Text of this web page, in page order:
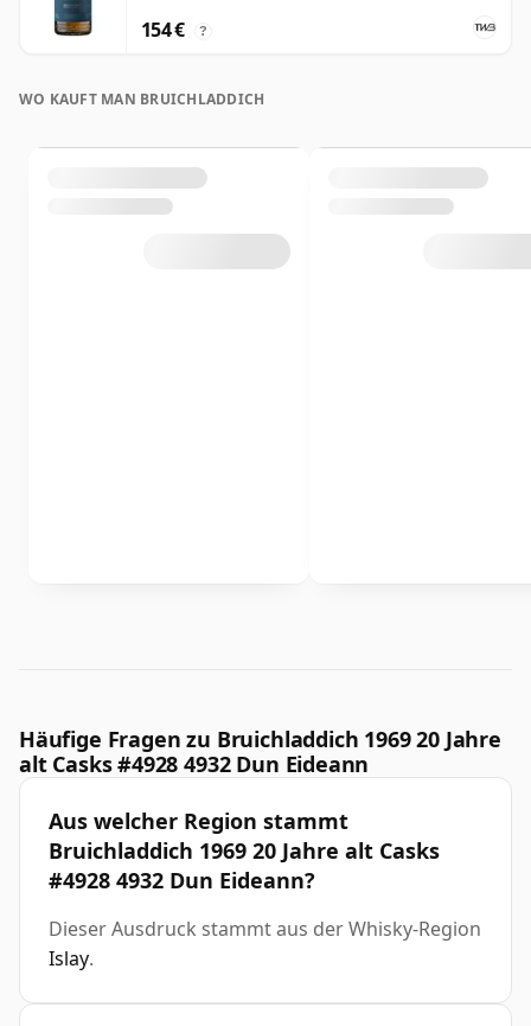
154 € ?
WO KAUFT MAN BRUICHLADDICH
Häufige Fragen zu Bruichladdich 1969 20 Jahre
alt Casks #4928 4932 Dun Eideann
Aus welcher Region stammt
Bruichladdich 1969 20 Jahre alt Casks
#4928 4932 Dun Eideann?
Dieser Ausdruck stammt aus der Whisky-Region
Islay.